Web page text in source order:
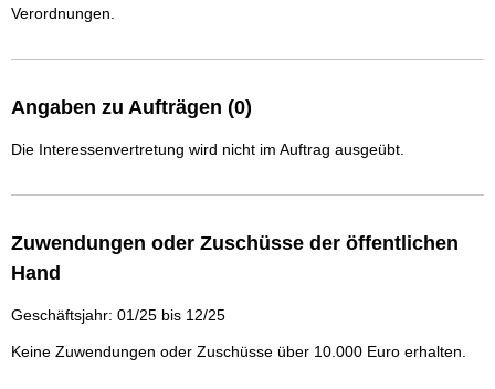
Verordnungen.
Angaben zu Aufträgen (0)
Die Interessenvertretung wird nicht im Auftrag ausgeübt.
Zuwendungen oder Zuschüsse der öffentlichen
Hand
Geschäftsjahr: 01/25 bis 12/25
Keine Zuwendungen oder Zuschüsse über 10.000 Euro erhalten.